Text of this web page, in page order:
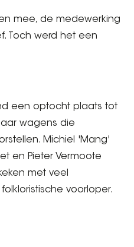
mee, de medewerking
Toch werd het een
een optocht plaats tot
wagens die
Michiel 'Mang'
en Pieter Vermoote
met veel
voorloper.